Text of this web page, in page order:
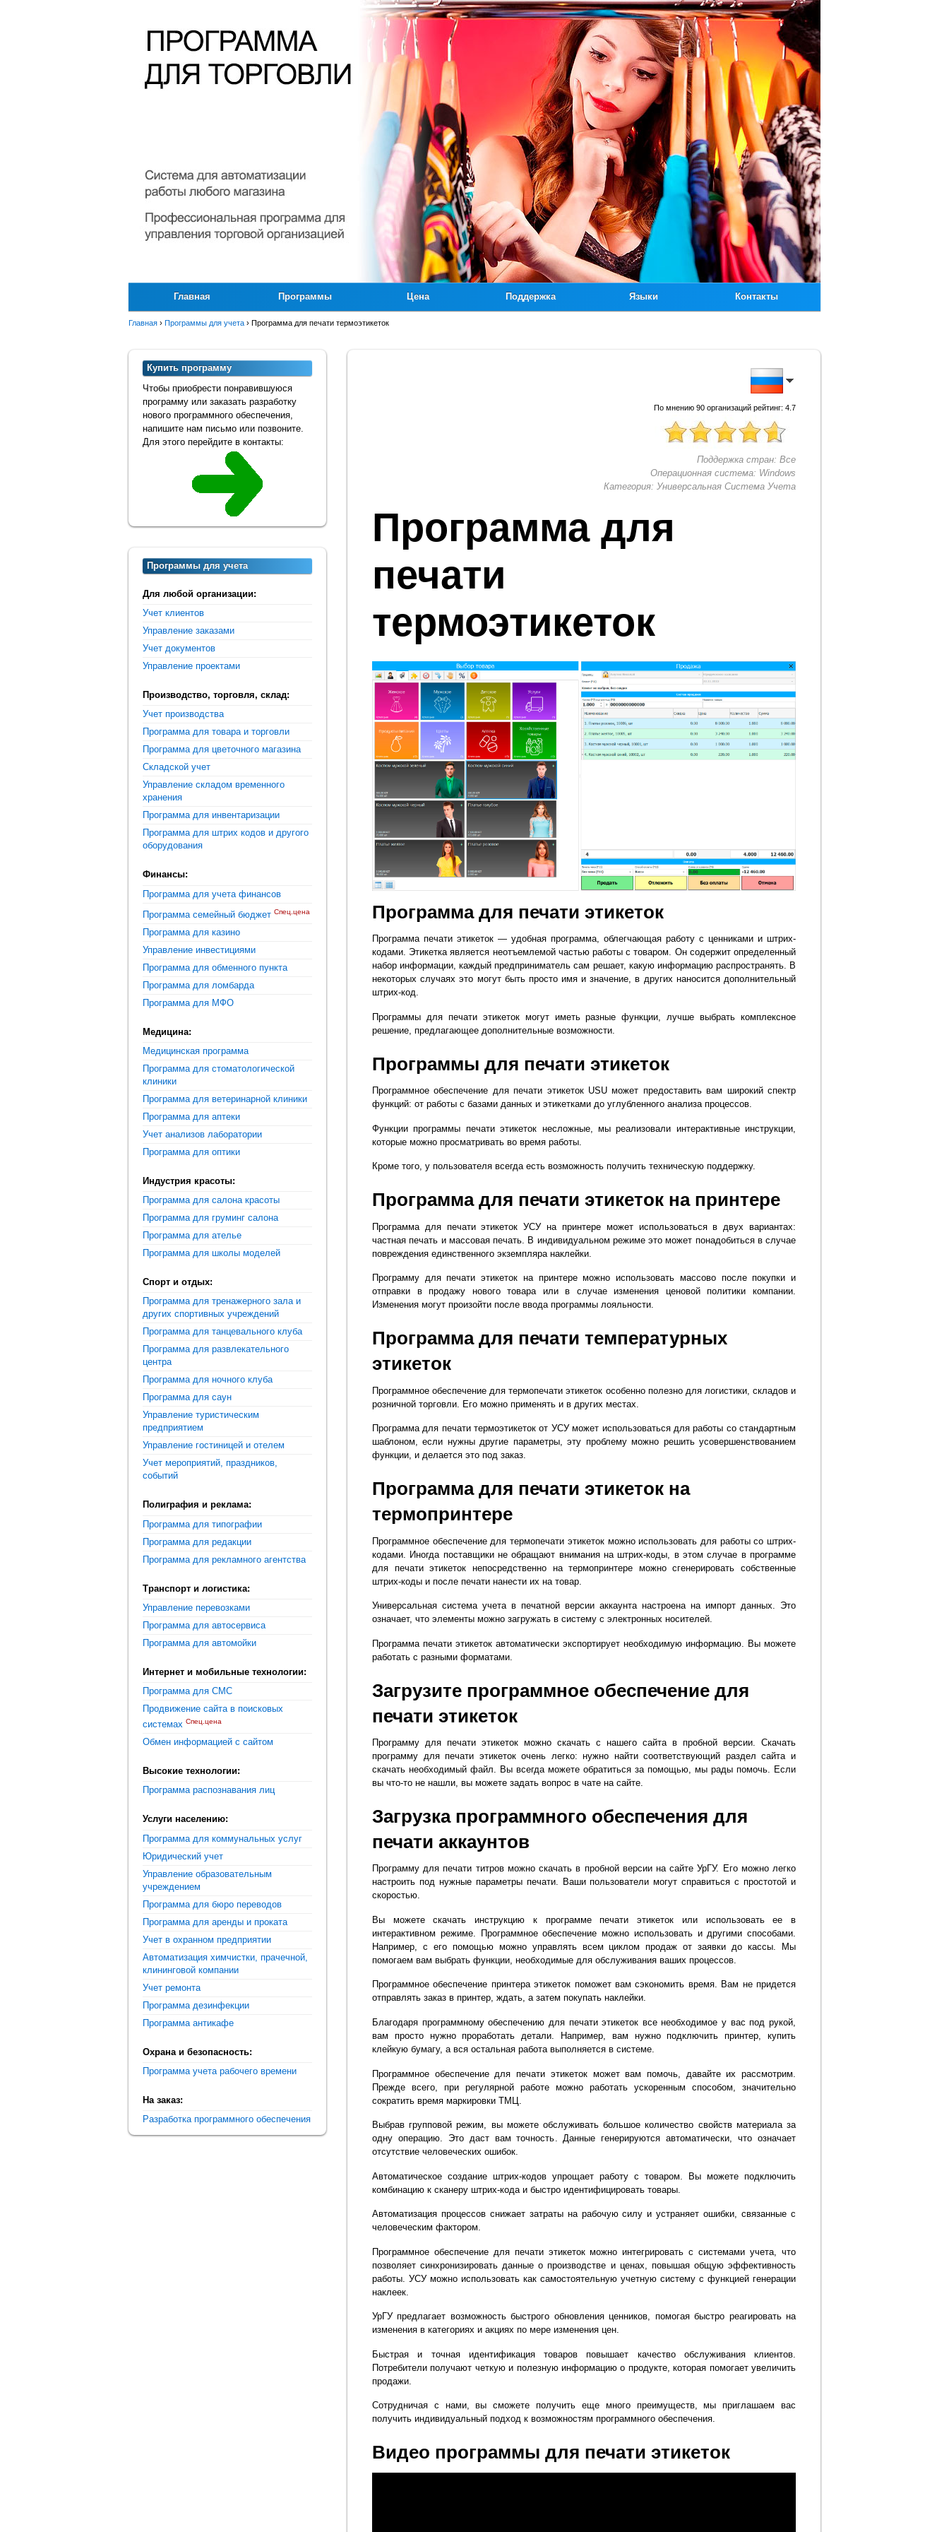
Главная Программы Цена Поддержка Языки Контакты
Главная › Программы для учета › Программа для печати термоэтикеток
По мнению 90 организаций рейтинг: 4.7
Поддержка стран: Все
Операционная система: Windows
Категория: Универсальная Система Учета
Программа для
печати
термоэтикеток
Программа для печати этикеток
Программа печати этикеток — удобная программа, облегчающая работу с ценниками и штрих-
кодами. Этикетка является неотъемлемой частью работы с товаром. Он содержит определенный
набор информации, каждый предприниматель сам решает, какую информацию распространять. В
некоторых случаях это могут быть просто имя и значение, в других наносится дополнительный
штрих-код.
Программы для печати этикеток могут иметь разные функции, лучше выбрать комплексное
решение, предлагающее дополнительные возможности.
Программы для печати этикеток
Программное обеспечение для печати этикеток USU может предоставить вам широкий спектр
функций: от работы с базами данных и этикетками до углубленного анализа процессов.
Функции программы печати этикеток несложные, мы реализовали интерактивные инструкции,
которые можно просматривать во время работы.
Кроме того, у пользователя всегда есть возможность получить техническую поддержку.
Программа для печати этикеток на принтере
Программа для печати этикеток УСУ на принтере может использоваться в двух вариантах:
частная печать и массовая печать. В индивидуальном режиме это может понадобиться в случае
повреждения единственного экземпляра наклейки.
Программу для печати этикеток на принтере можно использовать массово после покупки и
отправки в продажу нового товара или в случае изменения ценовой политики компании.
Изменения могут произойти после ввода программы лояльности.
Программа для печати температурных
этикеток
Программное обеспечение для термопечати этикеток особенно полезно для логистики, складов и
розничной торговли. Его можно применять и в других местах.
Программа для печати термоэтикеток от УСУ может использоваться для работы со стандартным
шаблоном, если нужны другие параметры, эту проблему можно решить усовершенствованием
функции, и делается это под заказ.
Программа для печати этикеток на
термопринтере
Программное обеспечение для термопечати этикеток можно использовать для работы со штрих-
кодами. Иногда поставщики не обращают внимания на штрих-коды, в этом случае в программе
для печати этикеток непосредственно на термопринтере можно сгенерировать собственные
штрих-коды и после печати нанести их на товар.
Универсальная система учета в печатной версии аккаунта настроена на импорт данных. Это
означает, что элементы можно загружать в систему с электронных носителей.
Программа печати этикеток автоматически экспортирует необходимую информацию. Вы можете
работать с разными форматами.
Загрузите программное обеспечение для
печати этикеток
Программу для печати этикеток можно скачать с нашего сайта в пробной версии. Скачать
программу для печати этикеток очень легко: нужно найти соответствующий раздел сайта и
скачать необходимый файл. Вы всегда можете обратиться за помощью, мы рады помочь. Если
вы что-то не нашли, вы можете задать вопрос в чате на сайте.
Загрузка программного обеспечения для
печати аккаунтов
Программу для печати титров можно скачать в пробной версии на сайте УрГУ. Его можно легко
настроить под нужные параметры печати. Ваши пользователи могут справиться с простотой и
скоростью.
Вы можете скачать инструкцию к программе печати этикеток или использовать ее в
интерактивном режиме. Программное обеспечение можно использовать и другими способами.
Например, с его помощью можно управлять всем циклом продаж от заявки до кассы. Мы
помогаем вам выбрать функции, необходимые для обслуживания ваших процессов.
Программное обеспечение принтера этикеток поможет вам сэкономить время. Вам не придется
отправлять заказ в принтер, ждать, а затем покупать наклейки.
Благодаря программному обеспечению для печати этикеток все необходимое у вас под рукой,
вам просто нужно проработать детали. Например, вам нужно подключить принтер, купить
клейкую бумагу, а вся остальная работа выполняется в системе.
Программное обеспечение для печати этикеток может вам помочь, давайте их рассмотрим.
Прежде всего, при регулярной работе можно работать ускоренным способом, значительно
сократить время маркировки ТМЦ.
Выбрав групповой режим, вы можете обслуживать большое количество свойств материала за
одну операцию. Это даст вам точность. Данные генерируются автоматически, что означает
отсутствие человеческих ошибок.
Автоматическое создание штрих-кодов упрощает работу с товаром. Вы можете подключить
комбинацию к сканеру штрих-кода и быстро идентифицировать товары.
Автоматизация процессов снижает затраты на рабочую силу и устраняет ошибки, связанные с
человеческим фактором.
Программное обеспечение для печати этикеток можно интегрировать с системами учета, что
позволяет синхронизировать данные о производстве и ценах, повышая общую эффективность
работы. УСУ можно использовать как самостоятельную учетную систему с функцией генерации
наклеек.
УрГУ предлагает возможность быстрого обновления ценников, помогая быстро реагировать на
изменения в категориях и акциях по мере изменения цен.
Быстрая и точная идентификация товаров повышает качество обслуживания клиентов.
Потребители получают четкую и полезную информацию о продукте, которая помогает увеличить
продажи.
Сотрудничая с нами, вы сможете получить еще много преимуществ, мы приглашаем вас
получить индивидуальный подход к возможностям программного обеспечения.
Видео программы для печати этикеток
Купить программу
Чтобы приобрести понравившуюся
программу или заказать разработку
нового программного обеспечения,
напишите нам письмо или позвоните.
Для этого перейдите в контакты:
Программы для учета
Для любой организации:
Учет клиентов
Управление заказами
Учет документов
Управление проектами
Производство, торговля, склад:
Учет производства
Программа для товара и торговли
Программа для цветочного магазина
Складской учет
Управление складом временного
хранения
Программа для инвентаризации
Программа для штрих кодов и другого
оборудования
Финансы:
Программа для учета финансов
Программа семейный бюджет Спец.цена
Программа для казино
Управление инвестициями
Программа для обменного пункта
Программа для ломбарда
Программа для МФО
Медицина:
Медицинская программа
Программа для стоматологической
клиники
Программа для ветеринарной клиники
Программа для аптеки
Учет анализов лаборатории
Программа для оптики
Индустрия красоты:
Программа для салона красоты
Программа для груминг салона
Программа для ателье
Программа для школы моделей
Спорт и отдых:
Программа для тренажерного зала и
других спортивных учреждений
Программа для танцевального клуба
Программа для развлекательного
центра
Программа для ночного клуба
Программа для саун
Управление туристическим
предприятием
Управление гостиницей и отелем
Учет мероприятий, праздников,
событий
Полиграфия и реклама:
Программа для типографии
Программа для редакции
Программа для рекламного агентства
Транспорт и логистика:
Управление перевозками
Программа для автосервиса
Программа для автомойки
Интернет и мобильные технологии:
Программа для СМС
Продвижение сайта в поисковых
системах Спец.цена
Обмен информацией с сайтом
Высокие технологии:
Программа распознавания лиц
Услуги населению:
Программа для коммунальных услуг
Юридический учет
Управление образовательным
учреждением
Программа для бюро переводов
Программа для аренды и проката
Учет в охранном предприятии
Автоматизация химчистки, прачечной,
клининговой компании
Учет ремонта
Программа дезинфекции
Программа антикафе
Охрана и безопасность:
Программа учета рабочего времени
На заказ:
Разработка программного обеспечения